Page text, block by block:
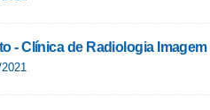
- Clínica de Radiologia